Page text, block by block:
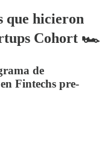
que hicieron
Cohort 🏎️
de
Fintechs pre-